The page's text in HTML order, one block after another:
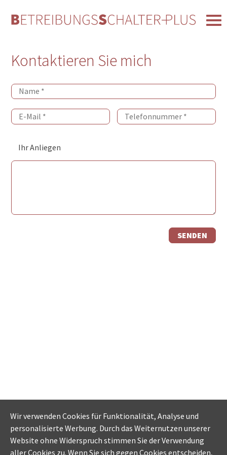
Kontaktieren Sie mich
Ihr Anliegen
Wir verwenden Cookies für Funktionalität, Analyse und
personalisierte Werbung. Durch das Weiternutzen unserer
Website ohne Widerspruch stimmen Sie der Verwendung
aller Cookies zu. Wenn Sie sich gegen Cookies entscheiden,